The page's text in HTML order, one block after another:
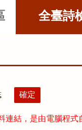
全臺詩
連結，是由電腦程